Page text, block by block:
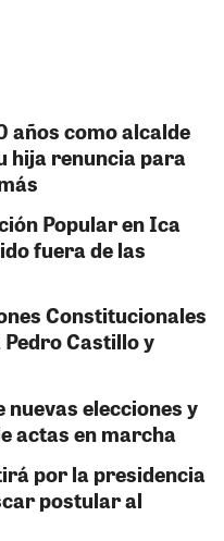
años como alcalde
hija renuncia para
Popular en Ica
fuera de las
Constitucionales
Castillo y
nuevas elecciones y
actas en marcha
por la presidencia
postular al